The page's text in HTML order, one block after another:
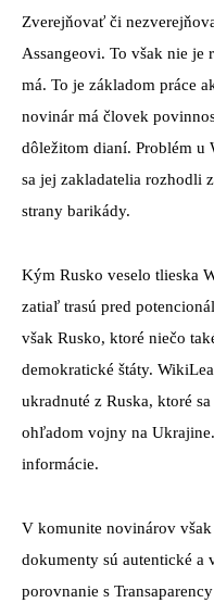
Zverejňovať či
Assangeovi. To však nie je
má. To je základom práce
novinár má človek
dôležitom dianí. Problém
sa jej zakladatelia rozhodli
strany barikády.
Kým Rusko veselo tlieska
zatiaľ trasú pred
však Rusko, ktoré niečo
demokratické štáty.
ukradnuté z Ruska, ktoré
ohľadom vojny na
informácie.
V komunite novinárov
dokumenty sú autentické a
porovnanie s